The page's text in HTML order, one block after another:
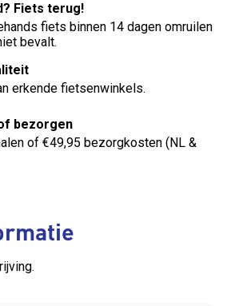
Fiets terug!
fiets binnen 14 dagen omruilen
bevalt.
erkende fietsenwinkels.
bezorgen
of €49,95 bezorgkosten (NL &